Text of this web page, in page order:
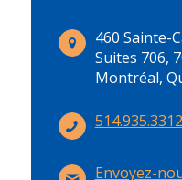
460 Sainte-
Suites 706,
Montréal,
514.935.3312
Envoyez-